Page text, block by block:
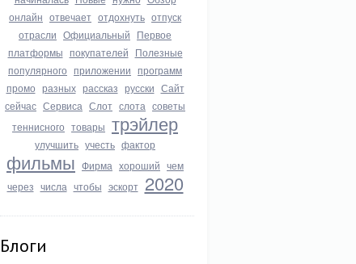
онлайн отвечает отдохнуть отпуск
отрасли Официальный Первое
платформы покупателей Полезные
популярного приложении программ
промо разных рассказ русски Сайт
сейчас Сервиса Слот слота советы
теннисного товары трэйлер
улучшить учесть фактор
фильмы Фирма хороший чем
через числа чтобы эскорт 2020
Блоги